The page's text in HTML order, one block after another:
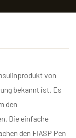
von
bekannt ist. Es
den
Die einfache
den FIASP Pen